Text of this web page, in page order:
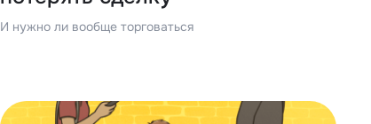
И нужно ли вообще торговаться